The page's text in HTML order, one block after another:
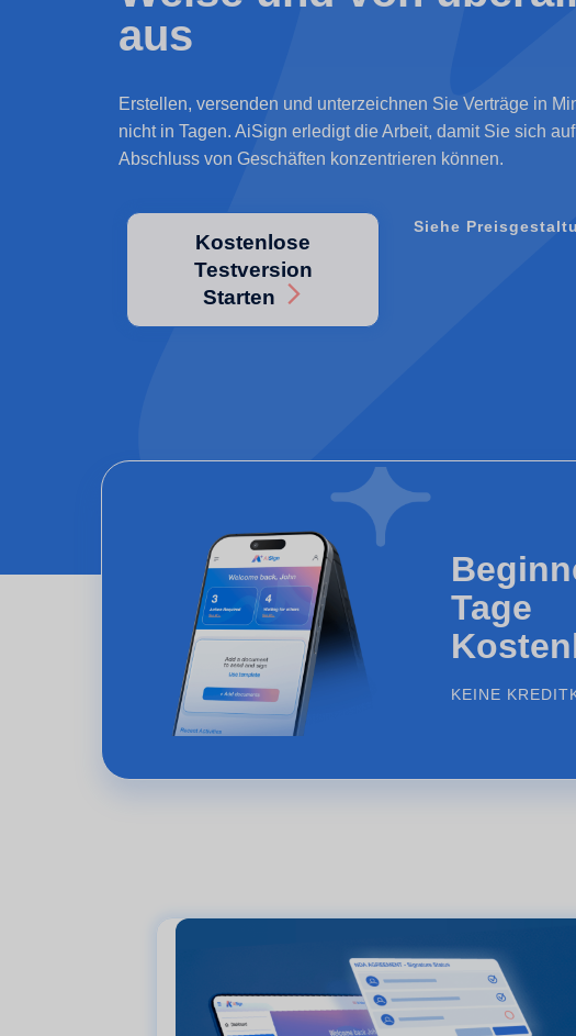
aus
Erstellen, versenden und unterzeichnen Sie Verträge in
nicht in Tagen. AiSign erledigt die Arbeit, damit Sie sich
Abschluss von Geschäften konzentrieren können.
Kostenlose
Testversion
Starten
Siehe
Tage
KEINE